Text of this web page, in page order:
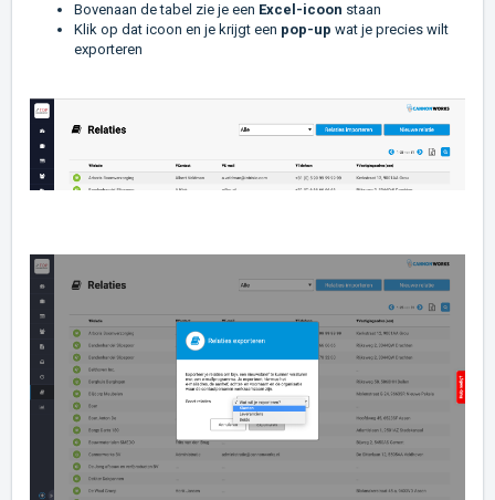
Bovenaan de tabel zie je een Excel-icoon staan
Klik op dat icoon en je krijgt een pop-up wat je precies wilt
exporteren